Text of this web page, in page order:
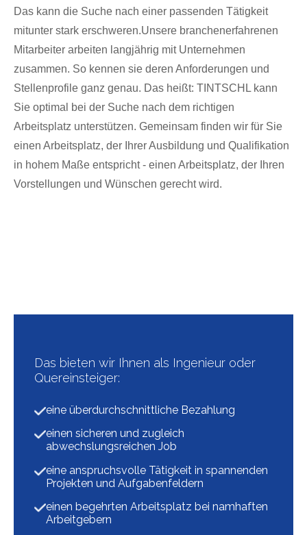
Das kann die Suche nach einer passenden Tätigkeit
mitunter stark erschweren.Unsere branchenerfahrenen
Mitarbeiter arbeiten langjährig mit Unternehmen
zusammen. So kennen sie deren Anforderungen und
Stellenprofile ganz genau. Das heißt: TINTSCHL kann
Sie optimal bei der Suche nach dem richtigen
Arbeitsplatz unterstützen. Gemeinsam finden wir für Sie
einen Arbeitsplatz, der Ihrer Ausbildung und Qualifikation
in hohem Maße entspricht - einen Arbeitsplatz, der Ihren
Vorstellungen und Wünschen gerecht wird.
Das bieten wir Ihnen als Ingenieur oder
Quereinsteiger:
eine überdurchschnittliche Bezahlung
einen sicheren und zugleich
abwechslungsreichen Job
eine anspruchsvolle Tätigkeit in spannenden
Projekten und Aufgabenfeldern
einen begehrten Arbeitsplatz bei namhaften
Arbeitgebern